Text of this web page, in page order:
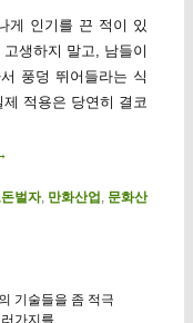
게 인기를 끈 적이 있
생하지 말고, 남들이
풍덩 뛰어들라는 식
적용은 당연히 결코
벌자, 만화산업 ,문화산
기술들을 좀 적극